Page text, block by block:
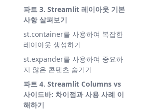
파트 3. Streamlit 레이아웃 기본
사항 살펴보기
st.container를 사용하여 복잡한
레이아웃 생성하기
st.expander를 사용하여 중요하
지 않은 콘텐츠 숨기기
파트 4. Streamlit Columns vs
사이드바: 차이점과 사용 사례 이
해하기